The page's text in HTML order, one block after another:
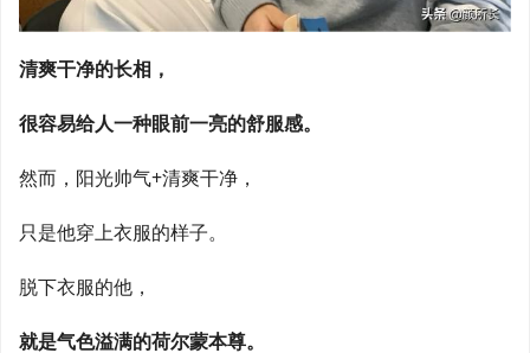
清爽干净的长相，
很容易给人一种眼前一亮的舒服感。
然而，阳光帅气+清爽干净，
只是他穿上衣服的样子。
脱下衣服的他，
就是气色溢满的荷尔蒙本尊。